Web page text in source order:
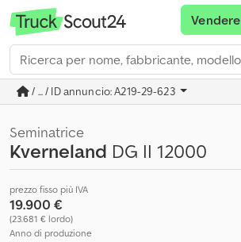
Vendere
/ ... / ID annuncio: A219-29-623
Seminatrice
Kverneland DG II 12000
prezzo fisso più IVA
19.900 €
(23.681 € lordo)
Anno di produzione